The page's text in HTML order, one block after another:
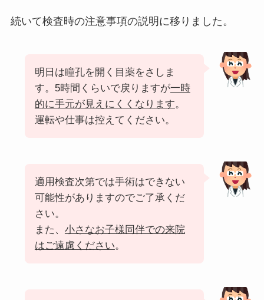
続いて検査時の注意事項の説明に移りました。
明日は瞳孔を開く目薬をさしま
す。5時間くらいで戻りますが一時
的に手元が見えにくくなります。
運転や仕事は控えてください。
適用検査次第では手術はできない
可能性がありますのでご了承くだ
さい。
また、 小さなお子様同伴での来院
はご遠慮ください。